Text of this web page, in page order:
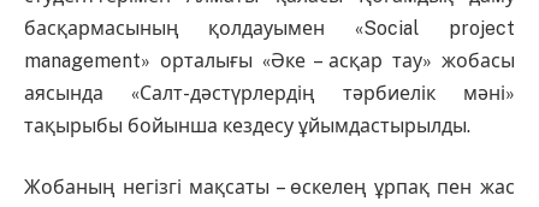
басқармасының қолдауымен «Social project
management» орталығы «Әке – асқар тау» жобасы
аясында «Салт-дәстүрлердің тәрбиелік мәні»
тақырыбы бойынша кездесу ұйымдастырылды.
Жобаның негізгі мақсаты – өскелең ұрпақ пен жас